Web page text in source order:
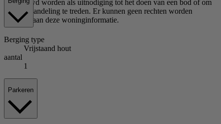
beschouwd worden als uitnodiging tot het doen van een bod of om
in onderhandeling te treden. Er kunnen geen rechten worden
ontleend aan deze woninginformatie.
Berging type
Vrijstaand hout
aantal
1
Parkeren